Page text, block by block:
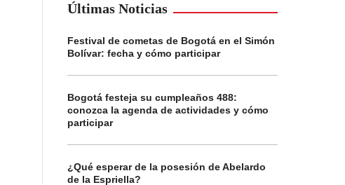
Últimas Noticias
Festival de cometas de Bogotá en el Simón
Bolívar: fecha y cómo participar
Bogotá festeja su cumpleaños 488:
conozca la agenda de actividades y cómo
participar
¿Qué esperar de la posesión de Abelardo
de la Espriella?